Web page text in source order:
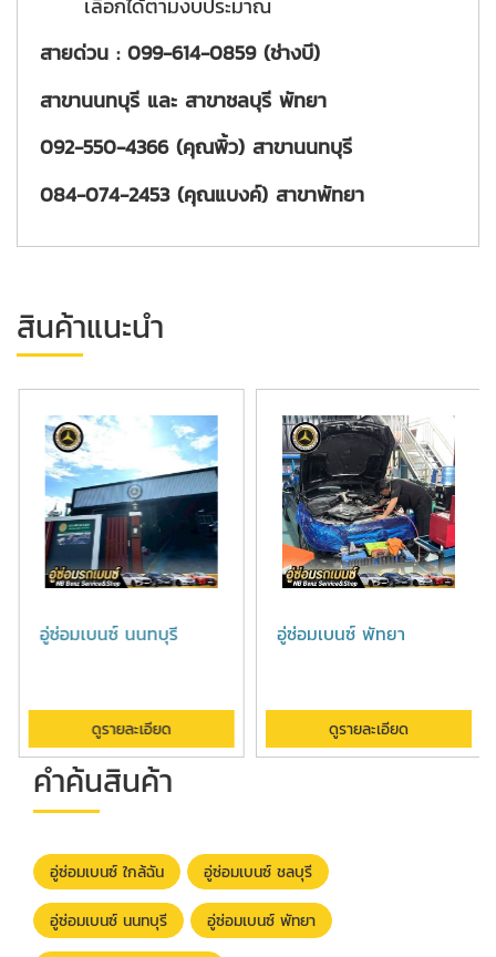
สายด่วน : 099-614-0859 (ช่างบี)
สาขานนทบุรี และ สาขาชลบุรี พัทยา
092-550-4366 (คุณพิ้ว) สาขานนทบุรี
084-074-2453 (คุณแบงค์) สาขาพัทยา
สินค้าแนะนำ
อู่ซ่อมเบนซ์ นนทบุรี
ดูรายละเอียด
อู่ซ่อมเบนซ์ พัทยา
ดูรายละเอียด
คำค้นสินค้า
อู่ซ่อมเบนซ์ ใกล้ฉัน อู่ซ่อมเบนซ์ ชลบุรี
อู่ซ่อมเบนซ์ นนทบุรี อู่ซ่อมเบนซ์ พัทยา